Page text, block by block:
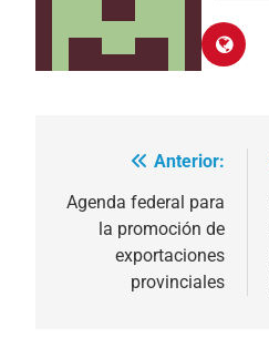
Navegación
de
entradas
Anterior:
Agenda federal para
la promoción de
exportaciones
provinciales